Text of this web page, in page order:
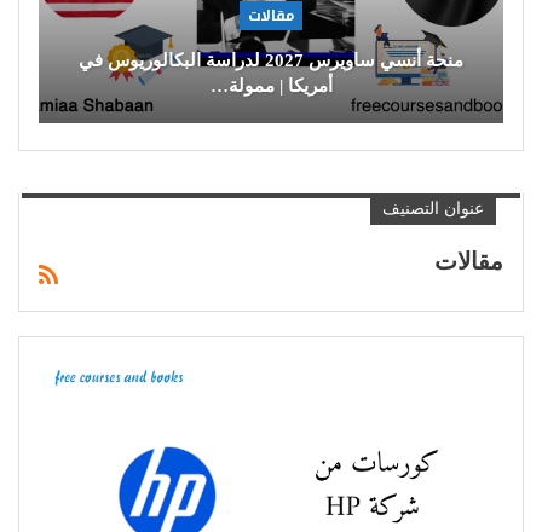
مقالات
منحة أنسي ساويرس 2027 لدراسة البكالوريوس في
أمريكا | ممولة…
عنوان التصنيف
مقالات